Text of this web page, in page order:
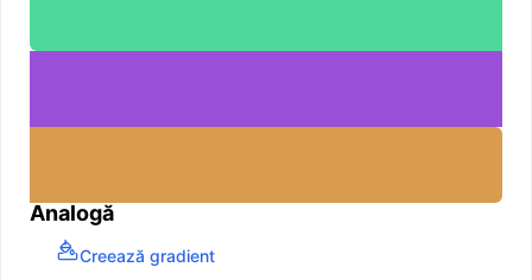
Analogă
Creează gradient